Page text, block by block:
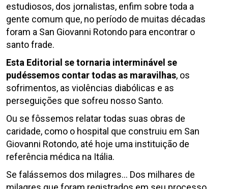
estudiosos, dos jornalistas, enfim sobre toda a
gente comum que, no período de muitas décadas
foram a San Giovanni Rotondo para encontrar o
santo frade.
Esta Editorial se tornaria interminável se
pudéssemos contar todas as maravilhas, os
sofrimentos, as violências diabólicas e as
perseguições que sofreu nosso Santo.
Ou se fôssemos relatar todas suas obras de
caridade, como o hospital que construiu em San
Giovanni Rotondo, até hoje uma instituição de
referência médica na Itália.
Se falássemos dos milagres… Dos milhares de